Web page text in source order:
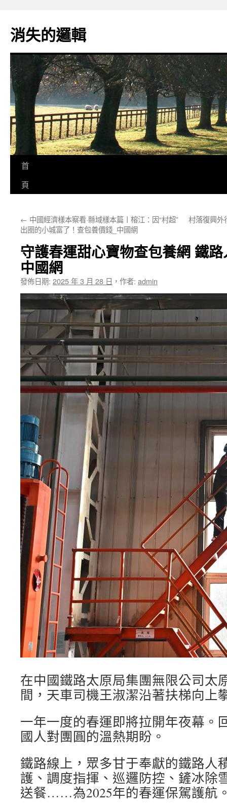
主
要
消失的邏輯
首
頁
← 中國經濟樣本察看·縣域樣本篇丨榕江：因“村超”
出圈的小城富了！查包養價錢_中國網
村落復興外
守護春運甜心寶物查包養網 鐵
中國網
發佈日期: 2025 年 3 月 28 日 ， 作者: admin
在中國鐵路太原局集團無限公司太
間，天車司機王淑潔沿著扶梯向上
一年一度的春運即將拉開年夜幕。
國人對團圓的溫熱期盼。
鐵路線上，眾多甘于奉獻的鐵路人
護、調度指揮、巡邏防控、鏟冰除
送餐……為2025年的春運保駕護航